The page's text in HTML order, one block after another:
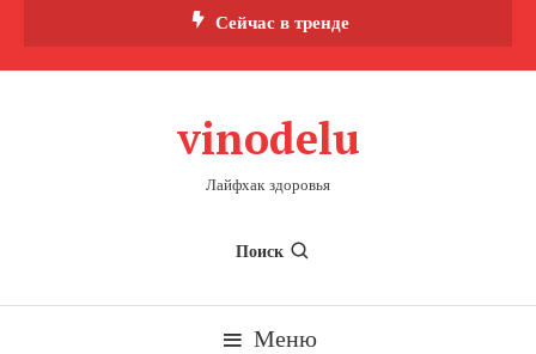
Сейчас в тренде
vinodelu
Лайфхак здоровья
Поиск
Меню